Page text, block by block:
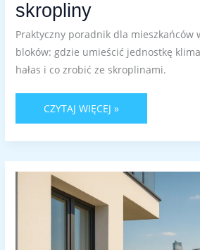
skropliny
Praktyczny poradnik dla mieszkańców
bloków: gdzie umieścić jednostkę
hałas i co zrobić ze skroplinami.
CZYTAJ WIĘCEJ »
MONTAŻ
KLIMATYZACJI
W
BLOKU